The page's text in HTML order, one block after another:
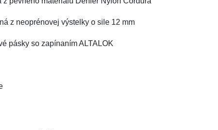
z neoprénovej výstelky o sile 12 mm
pásky so zapínaním ALTALOK